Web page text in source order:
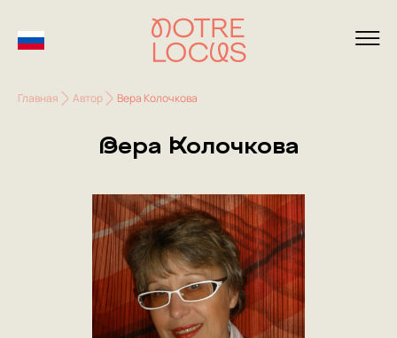
Главная Автор Вера Колочкова
Вера Колочкова